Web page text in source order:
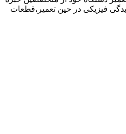
فیزیکی در حین تعمیر،قطعات